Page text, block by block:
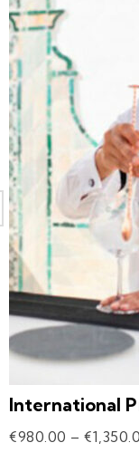
International
€980.00 – €